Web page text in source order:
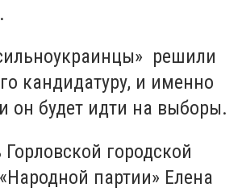
решили
кандидатуру, и именно
он будет идти на выборы.
городской
партии» Елена